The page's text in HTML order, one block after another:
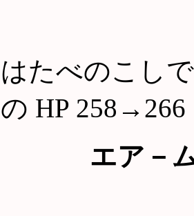
はたべのこし
の HP 258→266
エア－